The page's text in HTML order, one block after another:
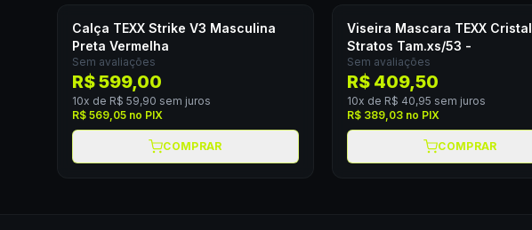
Calça TEXX Strike V3 Masculina
Preta Vermelha
Sem avaliações
R$ 599,00
10x de R$ 59,90 sem juros
R$ 569,05 no PIX
COMPRAR
Viseira Mascara TEXX Cristal
Stratos Tam.xs/53 -
Sem avaliações
R$ 409,50
10x de R$ 40,95 sem juros
R$ 389,03 no PIX
COMPRAR